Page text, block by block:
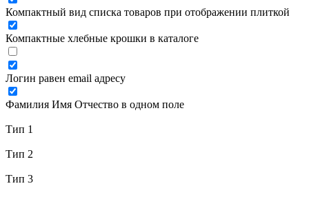
Компактный вид списка товаров при отображении плиткой
Компактные хлебные крошки в каталоге
Логин равен email адресу
Фамилия Имя Отчество в одном поле
Тип 1
Тип 2
Тип 3